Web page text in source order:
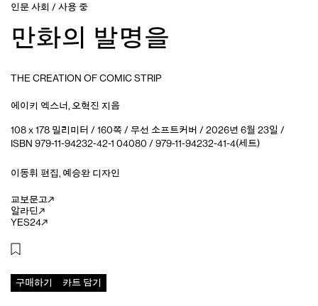
인문 사회 / 사용 중
만화의 발명을
THE CREATION OF COMIC STRIP
에이키 엑스너 , 오혁진 지음
108 x 178 밀리미터 / 160쪽 / 무선 소프트커버 / 2026년 6월 23일 /
ISBN 979-11-94232-42-1 04080 / 979-11-94232-41-4(세트)
이동휘 편집 예승완 디자인
교보문고
알라딘
YES24
카트 담기
구매하기